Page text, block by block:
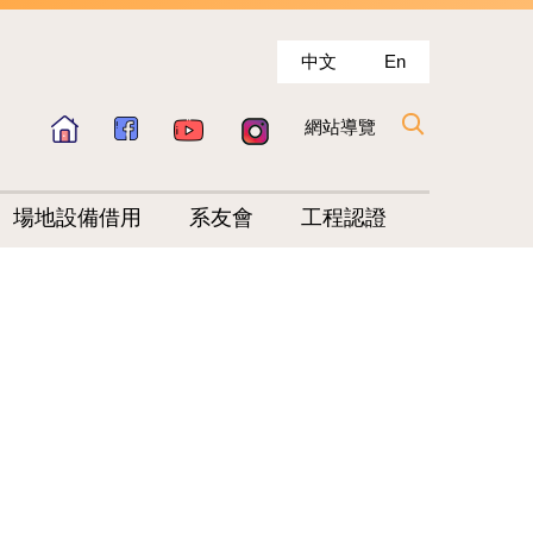
中文 En
網站導覽
場地設備借用 系友會 工程認證